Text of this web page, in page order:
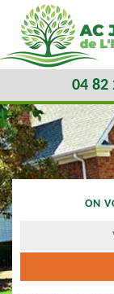
04 82
ON